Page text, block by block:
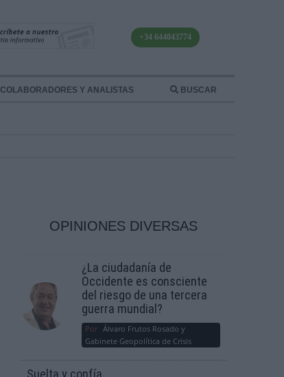
+34 644043774
COLABORADORES Y ANALISTAS BUSCAR
OPINIONES DIVERSAS
¿La ciudadanía de
Occidente es consciente
del riesgo de una tercera
guerra mundial?
Por Álvaro Frutos Rosado y
Gabinete Geopolítica de Crisis
Suelta y confía